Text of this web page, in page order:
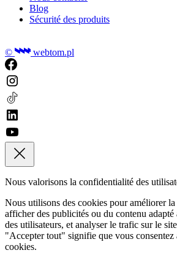
Blog
Sécurité des produits
© webtom.pl
Nous valorisons la confidentialité des
Nous utilisons des cookies pour améliorer
afficher des publicités ou du contenu
des utilisateurs, et analyser le trafic sur le
"Accepter tout" signifie que vous consentez
cookies.